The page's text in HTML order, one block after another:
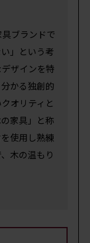
ブランドで
」という考
ザインを特
かる独創的
オリティと
家具」と称
使用し熟練
木の温もり